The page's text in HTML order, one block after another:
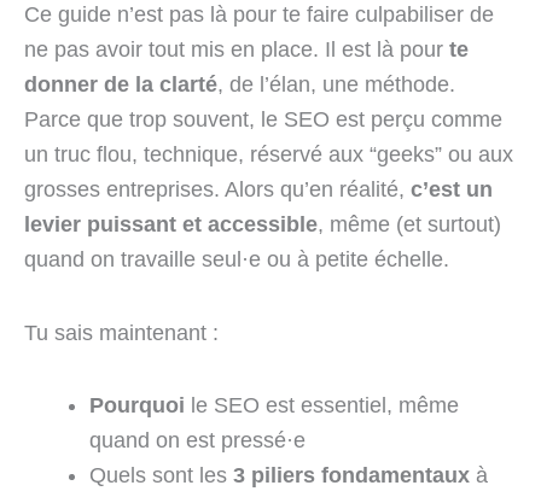
Ce guide n’est pas là pour te faire culpabiliser de
ne pas avoir tout mis en place. Il est là pour te
donner de la clarté, de l’élan, une méthode.
Parce que trop souvent, le SEO est perçu comme
un truc flou, technique, réservé aux “geeks” ou aux
grosses entreprises. Alors qu’en réalité, c’est un
levier puissant et accessible, même (et surtout)
quand on travaille seul·e ou à petite échelle.
Tu sais maintenant :
Pourquoi le SEO est essentiel, même
quand on est pressé·e
Quels sont les 3 piliers fondamentaux à